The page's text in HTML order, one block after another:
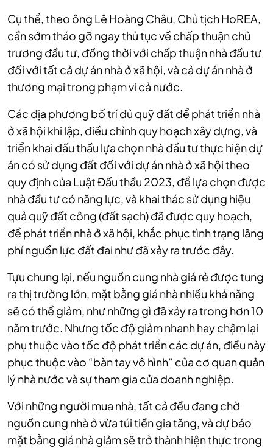
Cụ thể, theo ông Lê Hoàng Châu, Chủ tịch HoREA,
cần sớm tháo gỡ ngay thủ tục về chấp thuận chủ
trương đầu tư, đồng thời với chấp thuận nhà đầu tư
đối với tất cả dự án nhà ở xã hội, và cả dự án nhà ở
thương mại trong phạm vi cả nước.
Các địa phương bố trí đủ quỹ đất để phát triển nhà
ở xã hội khi lập, điều chỉnh quy hoạch xây dựng, và
triển khai đấu thầu lựa chọn nhà đầu tư thực hiện dự
án có sử dụng đất đối với dự án nhà ở xã hội theo
quy định của Luật Đấu thầu 2023, để lựa chọn được
nhà đầu tư có năng lực, và khai thác sử dụng hiệu
quả quỹ đất công (đất sạch) đã được quy hoạch,
để phát triển nhà ở xã hội, khắc phục tình trạng lãng
phí nguồn lực đất đai như đã xảy ra trước đây.
Tựu chung lại, nếu nguồn cung nhà giá rẻ được tung
ra thị trường lớn, mặt bằng giá nhà nhiều khả năng
sẽ có thể giảm, như những gì đã xảy ra trong hơn 10
năm trước. Nhưng tốc độ giảm nhanh hay chậm lại
phụ thuộc vào tốc độ phát triển các dự án, điều này
phục thuộc vào “bàn tay vô hình” của cơ quan quản
lý nhà nước và sự tham gia của doanh nghiệp.
Với những người mua nhà, tất cả đều đang chờ
nguồn cung nhà ở vừa túi tiền gia tăng, và dự báo
mặt bằng giá nhà giảm sẽ trở thành hiện thực trong